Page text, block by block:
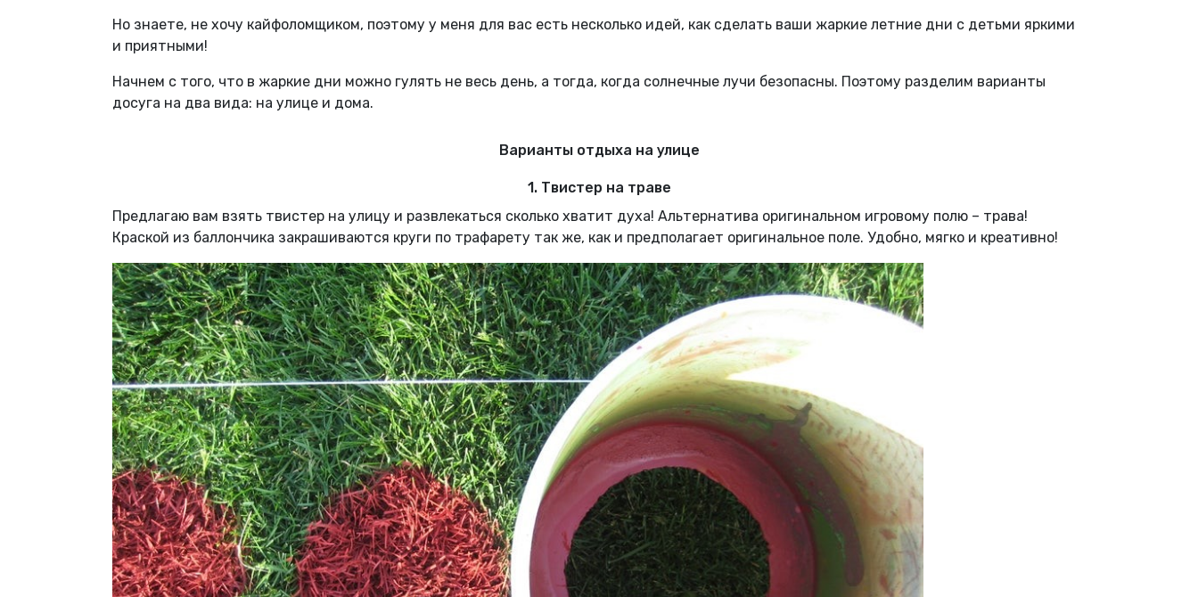
Но знаете, не хочу кайфоломщиком, поэтому у меня для вас есть несколько идей, как сделать ваши жаркие летние дни с детьми яркими
и приятными!
Начнем с того, что в жаркие дни можно гулять не весь день, а тогда, когда солнечные лучи безопасны. Поэтому разделим варианты
досуга на два вида: на улице и дома.
Варианты отдыха на улице
1. Твистер на траве
Предлагаю вам взять твистер на улицу и развлекаться сколько хватит духа! Альтернатива оригинальном игровому полю – трава!
Краской из баллончика закрашиваются круги по трафарету так же, как и предполагает оригинальное поле. Удобно, мягко и креативно!